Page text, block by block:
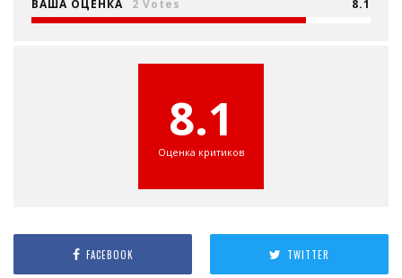
ВАША ОЦЕНКА 2 Votes 8.1
8.1
Оценка критиков
FACEBOOK TWITTER